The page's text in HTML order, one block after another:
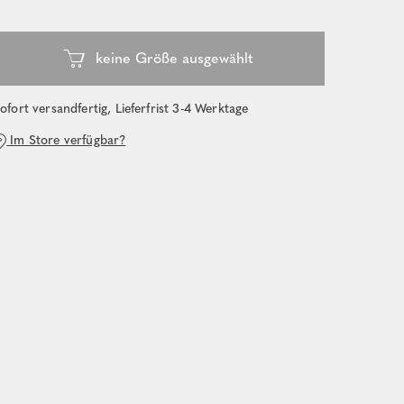
versandfertig, Lieferfrist 3-4 Werktage
Im Store verfügbar?